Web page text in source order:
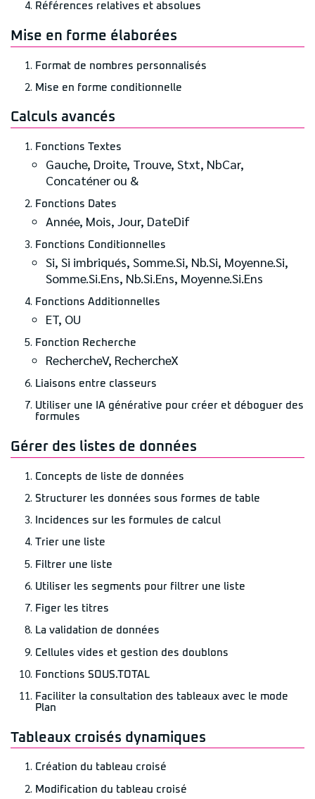
Références relatives et absolues
Mise en forme élaborées
Format de nombres personnalisés
Mise en forme conditionnelle
Calculs avancés
Fonctions Textes
Gauche, Droite, Trouve, Stxt, NbCar,
Concaténer ou &
Fonctions Dates
Année, Mois, Jour, DateDif
Fonctions Conditionnelles
Si, Si imbriqués, Somme.Si, Nb.Si, Moyenne.Si,
Somme.Si.Ens, Nb.Si.Ens, Moyenne.Si.Ens
Fonctions Additionnelles
ET, OU
Fonction Recherche
RechercheV, RechercheX
Liaisons entre classeurs
Utiliser une IA générative pour créer et déboguer des
formules
Gérer des listes de données
Concepts de liste de données
Structurer les données sous formes de table
Incidences sur les formules de calcul
Trier une liste
Filtrer une liste
Utiliser les segments pour filtrer une liste
Figer les titres
La validation de données
Cellules vides et gestion des doublons
Fonctions SOUS.TOTAL
Faciliter la consultation des tableaux avec le mode
Plan
Tableaux croisés dynamiques
Création du tableau croisé
Modification du tableau croisé